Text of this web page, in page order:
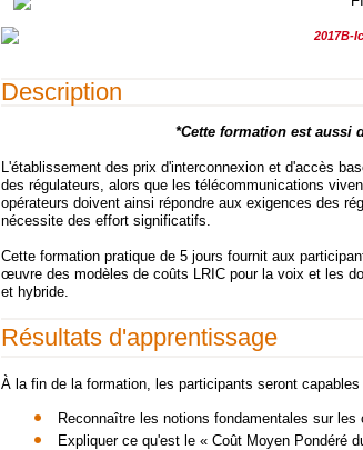
Description
*Cette formation est aussi
L'établissement des prix d'interconnexion et d'accès
des régulateurs, alors que les télécommunications
opérateurs doivent ainsi répondre aux exigences des
nécessite des effort significatifs.
Cette formation pratique de 5 jours fournit aux
œuvre des modèles de coûts LRIC pour la voix et les
et hybride.
Résultats d'apprentissage
À la fin de la formation, les participants seront capables
Reconnaître les notions fondamentales sur
Expliquer ce qu'est le « Coût Moyen Pondéré